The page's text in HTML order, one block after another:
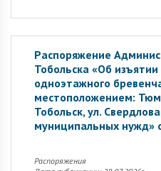
Распоряжение
Тобольска «Об
одноэтажного
местоположением:
Тобольск, ул.
муниципальных нужд»
Распоряжения